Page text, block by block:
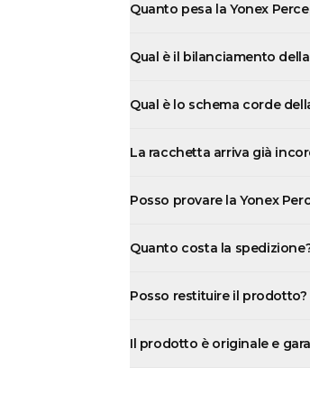
Quanto pesa la Yonex
Qual è il bilanciamento
Qual è lo schema corde
La racchetta arriva già
Posso provare la Yonex
Quanto costa la
Posso restituire il prodotto?
Il prodotto è originale e